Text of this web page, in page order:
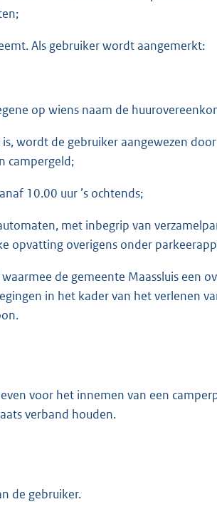
Als gebruiker wordt aangemerkt:
op wiens naam de
wordt de gebruiker aangewezen
campergeld;
10.00 uur ’s ochtends;
met inbegrip van
opvatting overigens onder
de gemeente Maassluis een
in het kader van het verlenen
voor het innemen van een
verband houden.
de gebruiker.